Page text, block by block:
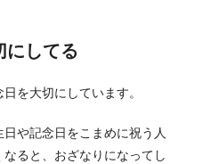
にしてる
を大切にしています。
や記念日をこまめに祝う人
ると、おざなりになってし